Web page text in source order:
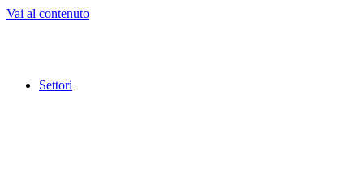
Vai al contenuto
Settori